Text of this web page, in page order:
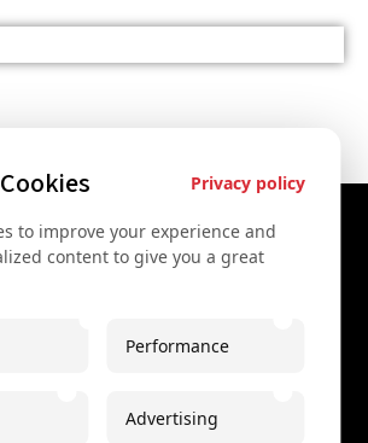
Contact
+43 67761612322
Spaces Icon Tower
Privacy policy
to improve your experience and
content to give you a great
Performance
Advertising